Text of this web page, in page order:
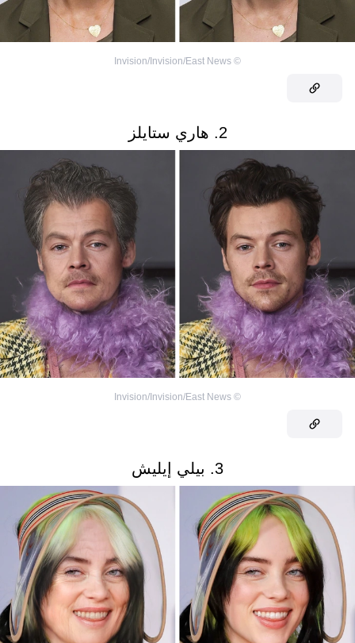
©
Invision/Invision/East News
2. هاري ستايلز
©
Invision/Invision/East News
3. بيلي إيليش